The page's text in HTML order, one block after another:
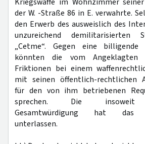
der W. -Straße 86 in E. verwahrte.
den Erwerb des ausweislich des
unzureichend demilitarisierten
„Cetme“. Gegen eine billigende
könnten die vom Angeklagten
Friktionen bei einem
mit seinen öffentlich-rechtlichen
für den von ihm betriebenen
sprechen. Die insoweit
Gesamtwürdigung hat das
unterlassen.